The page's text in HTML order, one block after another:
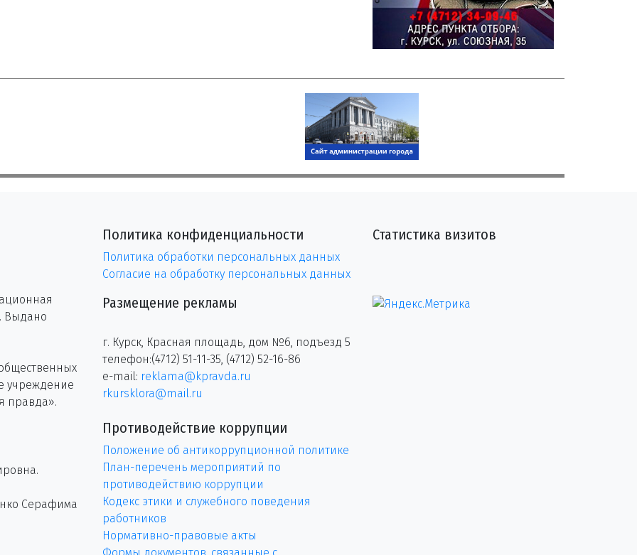
Выдано
учреждение
правда».
Серафима
Политика конфиденциальности
Политика обработки персональных данных
Согласие на обработку персональных данных
Размещение рекламы
г. Курск, Красная площадь, дом №6, подъезд 5
телефон:(4712) 51-11-35, (4712) 52-16-86
e-mail: reklama@kpravda.ru
rkursklora@mail.ru
Противодействие коррупции
Положение об антикоррупционной политике
План-перечень мероприятий по
противодействию коррупции
Кодекс этики и служебного поведения
работников
Нормативно-правовые акты
Статистика визитов